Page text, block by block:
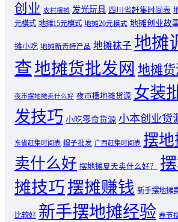
创业 农村摆摊 发光玩具 四川省赶集时间表
元模式 地摊15元模式 地摊20元模式 地摊创业故
摊小吃 地摊新奇特产品 地摊袜子 地摊
查地摊货批发网 地摊货
夜市摆地摊卖什么好 夜市摆地摊货源 女装
发技巧 小吃零食货源 小本创业货
东省赶集时间表 帽子批发 广西赶集时间表 摆地
卖什么好 摆地摊夏天卖什么好？
摊技巧摆摊赚钱 新手摆地摊
比较好 新手摆地摊经验 春节